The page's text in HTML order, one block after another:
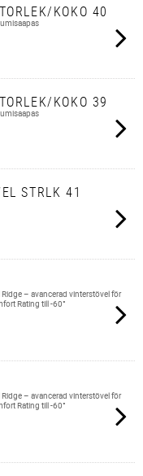
KOKO 40
KOKO 39
STRLK 41
– avancerad vinterstövel för
Rating till -60°
– avancerad vinterstövel för
Rating till -60°